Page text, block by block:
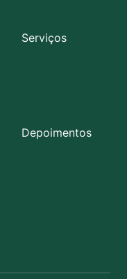
Serviços
Depoimentos